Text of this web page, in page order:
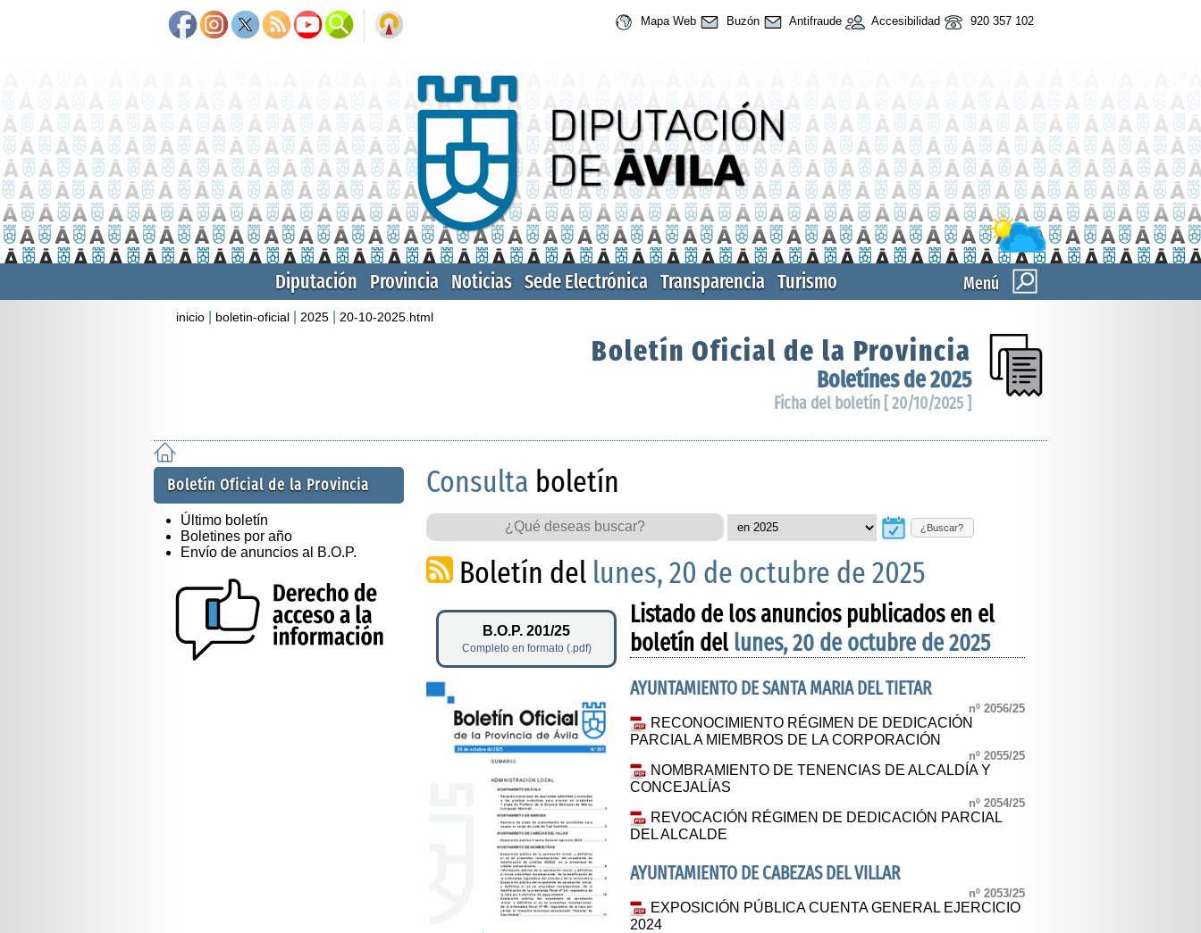
Mapa Web Buzón Antifraude Accesibilidad 920 357 102
Menú
Diputación Provincia Noticias Sede Electrónica Transparencia Turismo
inicio boletin-oficial 2025 20-10-2025.html
Boletín Oficial de la Provincia
Boletínes de 2025
Ficha del boletín [ 20/10/2025 ]
Boletín Oficial de la Provincia
Último boletín
Boletines por año
Envío de anuncios al B.O.P.
Consulta boletín
¿Buscar?
Boletín del lunes, 20 de octubre de 2025
B.O.P. 201/25
Completo en formato (.pdf)
Listado de los anuncios publicados en el
boletín del lunes, 20 de octubre de 2025
AYUNTAMIENTO DE SANTA MARIA DEL TIETAR
nº 2056/25
RECONOCIMIENTO RÉGIMEN DE DEDICACIÓN
PARCIAL A MIEMBROS DE LA CORPORACIÓN
nº 2055/25
NOMBRAMIENTO DE TENENCIAS DE ALCALDÍA Y
CONCEJALÍAS
nº 2054/25
REVOCACIÓN RÉGIMEN DE DEDICACIÓN PARCIAL
DEL ALCALDE
AYUNTAMIENTO DE CABEZAS DEL VILLAR
nº 2053/25
EXPOSICIÓN PÚBLICA CUENTA GENERAL EJERCICIO
2024